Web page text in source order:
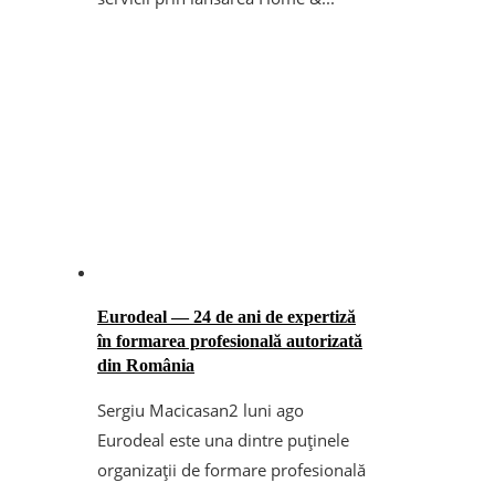
Eurodeal — 24 de ani de expertiză
în formarea profesională autorizată
din România
Sergiu Macicasan2 luni ago
Eurodeal este una dintre puținele
organizații de formare profesională